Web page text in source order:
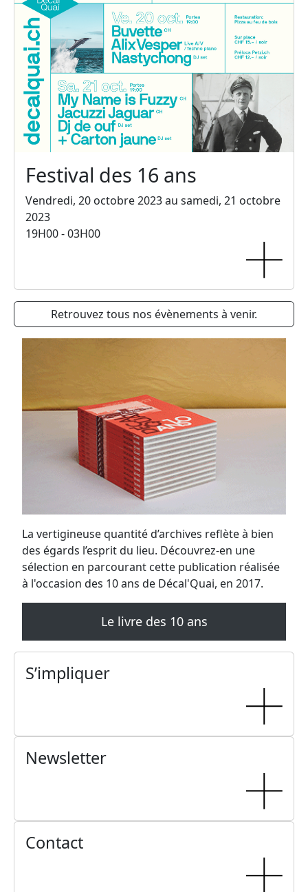
La vertigineuse quantité d’archives reflète à bien
des égards l’esprit du lieu. Découvrez-en une
sélection en parcourant cette publication réalisée
à l'occasion des 10 ans de Décal'Quai, en 2017.
Le livre des 10 ans
Festival des 16 ans
Vendredi, 20 octobre 2023 au samedi, 21 octobre
2023
19H00 - 03H00
Retrouvez tous nos évènements à venir.
S’impliquer
Newsletter
Contact